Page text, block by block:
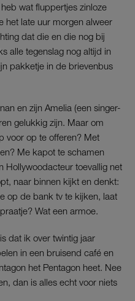
wat fluppertjes zinloze
het late uur morgen alweer
dat die en die nog bij
alle tegenslag nog altijd in
pakketje in de brievenbus
en zijn Amelia (een singer-
gelukkig zijn. Maar om
voor op te offeren? Met
Me kapot te schamen
Hollywoodacteur toevallig net
naar binnen kijkt en denkt:
op de bank tv te kijken, laat
Wat een armoe.
dat ik over twintig jaar
in een bruisend café en
het Pentagon heet. Nee
dan is alles echt voor niets